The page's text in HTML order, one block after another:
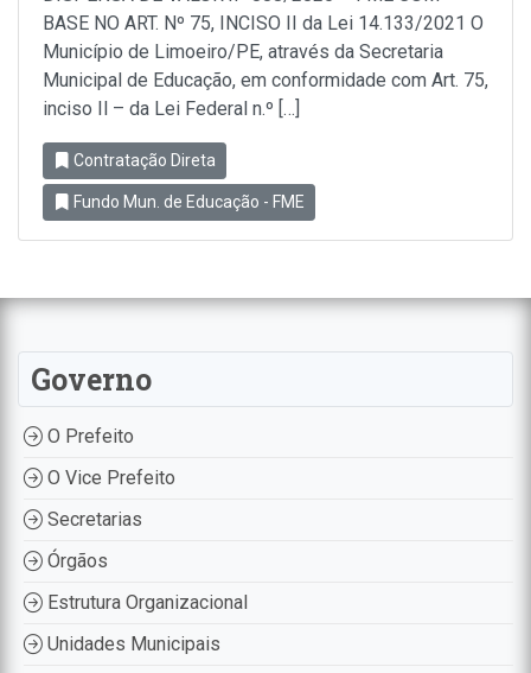
BASE NO ART. Nº 75, INCISO II da Lei 14.133/2021 O
Município de Limoeiro/PE, através da Secretaria
Municipal de Educação, em conformidade com Art. 75,
inciso Il – da Lei Federal n.º […]
Contratação Direta
Fundo Mun. de Educação - FME
Governo
O Prefeito
O Vice Prefeito
Secretarias
Órgãos
Estrutura Organizacional
Unidades Municipais